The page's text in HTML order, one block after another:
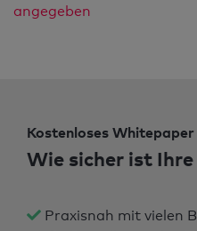
angegeben
Kostenloses Whitepaper
Wie sicher ist
Praxisnah mit vielen